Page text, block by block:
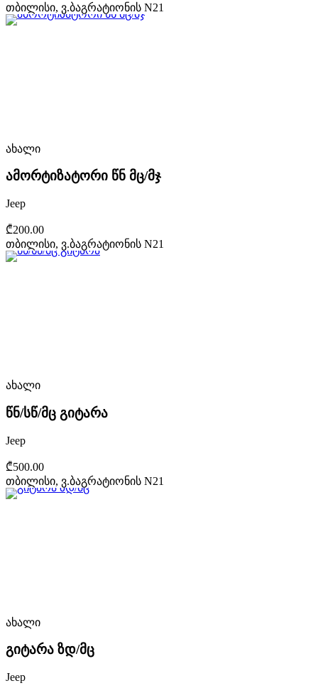
თბილისი, ვ.ბაგრატიონის N21
ახალი
ამორტიზატორი წნ მც/მჯ
Jeep
₾200.00
თბილისი, ვ.ბაგრატიონის N21
ახალი
წნ/სწ/მც გიტარა
Jeep
₾500.00
თბილისი, ვ.ბაგრატიონის N21
ახალი
გიტარა ზდ/მც
Jeep